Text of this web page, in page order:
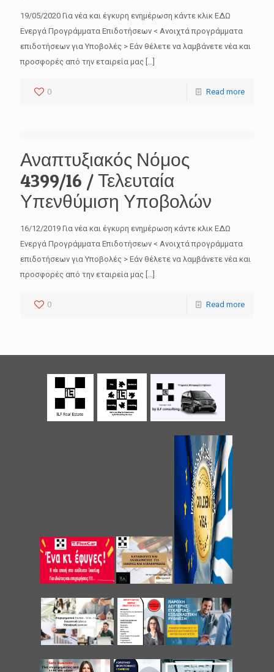
19/05/2020 Για νέα και έγκυρη ενημέρωση κάντε κλικ ΕΔΩ
Ενεργά Προγράμματα Επιδοτήσεων < Ανοιχτά προγράμματα
επιδοτήσεων για Υποβολές > Εάν θέλετε να λαμβάνετε νέα και
προσφορές από την εταιρεία μας […]
0 Read more
Αναπτυξιακός Νόμος
4399/16 / Τελευταία
Υπενθύμιση Υποβολών
16/12/2019 Για νέα και έγκυρη ενημέρωση κάντε κλικ ΕΔΩ
Ενεργά Προγράμματα Επιδοτήσεων < Ανοιχτά προγράμματα
επιδοτήσεων για Υποβολές > Εάν θέλετε να λαμβάνετε νέα και
προσφορές από την εταιρεία μας […]
0 Read more